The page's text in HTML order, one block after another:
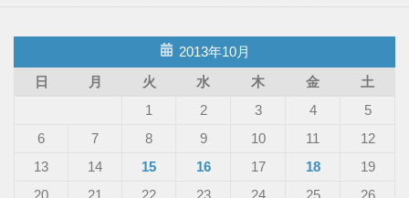
2013年10月
日
月 火 水 木 金
土
1
2 3 4
5
6
7 8 9 10 11
12
13
14 15 16 17 18
19
20
21 22 23 24 25 26